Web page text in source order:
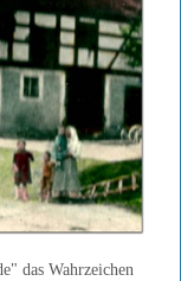
das Wahrzeichen